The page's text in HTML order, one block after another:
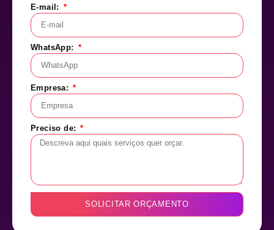
E-mail:
WhatsApp:
Empresa:
Preciso de:
SOLICITAR ORÇAMENTO